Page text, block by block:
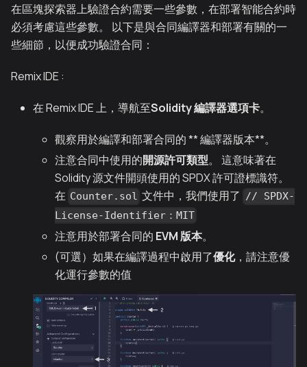
在區塊探索器上驗證合約需要一些參數，在部署智能合約時
必須考慮這些參數。 以下是與合同編譯器和部署有關的一
些細節，以便成功驗證合同：
Remix IDE :
在 Remix IDE 上，導航至Solidity 編譯器選項卡。
觀察用於編譯和部署合同的 ** 編譯器版本**。
注意合同中使用的開源許可類型。 這意味著在
Solidity 源文件開頭使用的 SPDX 許可證標識符。
在 Counter.sol 文件中，我們使用了 // SPDX-
License-Identifier：MIT
注意用於部署合同的 EVM 版本。
(可選）如果在編譯過程中啟用了優化，請注意優
化運行參數的值